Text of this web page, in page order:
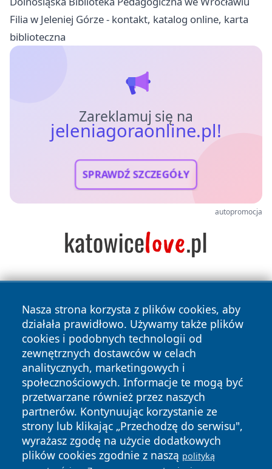
Filia w Jeleniej Górze - kontakt, katalog online, karta
biblioteczna
Zareklamuj się na
jeleniagoraonline.pl!
SPRAWDŹ SZCZEGÓŁY
autopromocja
Nasza strona korzysta z plików cookies, aby
działała prawidłowo. Używamy także plików
cookies i podobnych technologii od
zewnętrznych dostawców w celach
analitycznych, marketingowych i
społecznościowych. Informacje te mogą być
przetwarzane również przez naszych
partnerów. Kontynuując korzystanie ze
strony lub klikając „Przechodzę do serwisu",
wyrażasz zgodę na użycie dodatkowych
plików cookies zgodnie z naszą polityką
Copyright © 2026 jeleniagoraonline.pl Wszystkie prawa
zastrzeżone.
News Autorzy
Polityka
Prywatności
Polityka
Cookies